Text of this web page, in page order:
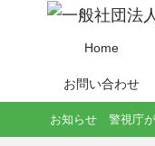
Home
お問い合わせ
お知らせ 警視庁が